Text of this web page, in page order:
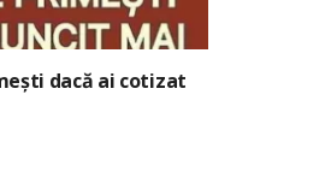
dacă ai cotizat